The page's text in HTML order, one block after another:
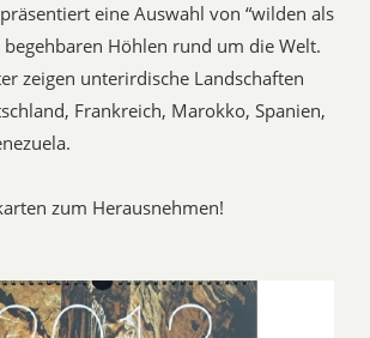
eine Auswahl von “wilden als
Höhlen rund um die Welt.
zeigen unterirdische Landschaften
Frankreich, Marokko, Spanien,
zum Herausnehmen!